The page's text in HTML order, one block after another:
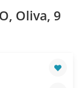
Oliva, 9